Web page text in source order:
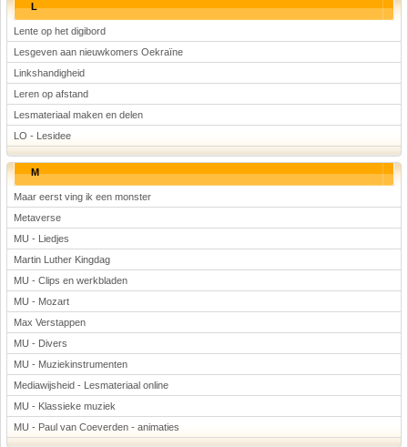
L
Lente op het digibord
Lesgeven aan nieuwkomers Oekraïne
Linkshandigheid
Leren op afstand
Lesmateriaal maken en delen
LO - Lesidee
M
Maar eerst ving ik een monster
Metaverse
MU - Liedjes
Martin Luther Kingdag
MU - Clips en werkbladen
MU - Mozart
Max Verstappen
MU - Divers
MU - Muziekinstrumenten
Mediawijsheid - Lesmateriaal online
MU - Klassieke muziek
MU - Paul van Coeverden - animaties